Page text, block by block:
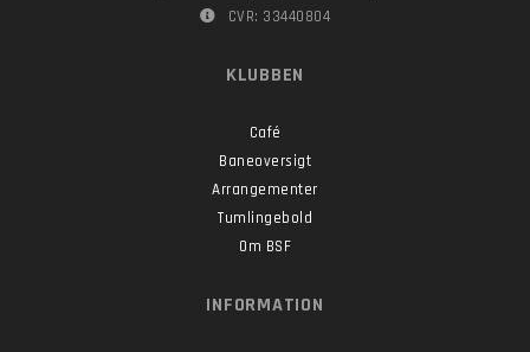
CVR: 33440804
KLUBBEN
Café
Baneoversigt
Arrangementer
Tumlingebold
Om BSF
INFORMATION